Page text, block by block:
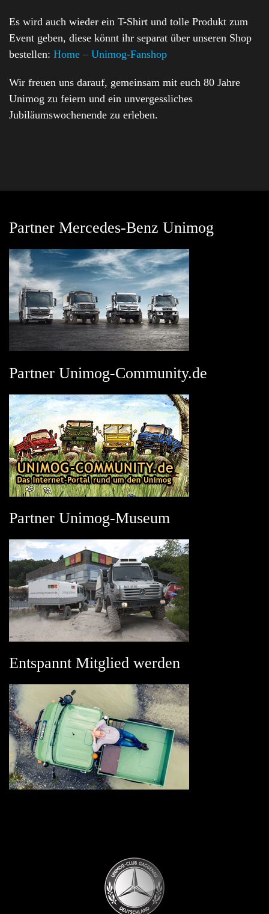
Es wird auch wieder ein T-Shirt und tolle Produkt zum
Event geben, diese könnt ihr separat über unseren Shop
bestellen: Home – Unimog-Fanshop
Wir freuen uns darauf, gemeinsam mit euch 80 Jahre
Unimog zu feiern und ein unvergessliches
Jubiläumswochenende zu erleben.
Partner Mercedes-Benz Unimog
Partner Unimog-Community.de
Partner Unimog-Museum
Entspannt Mitglied werden